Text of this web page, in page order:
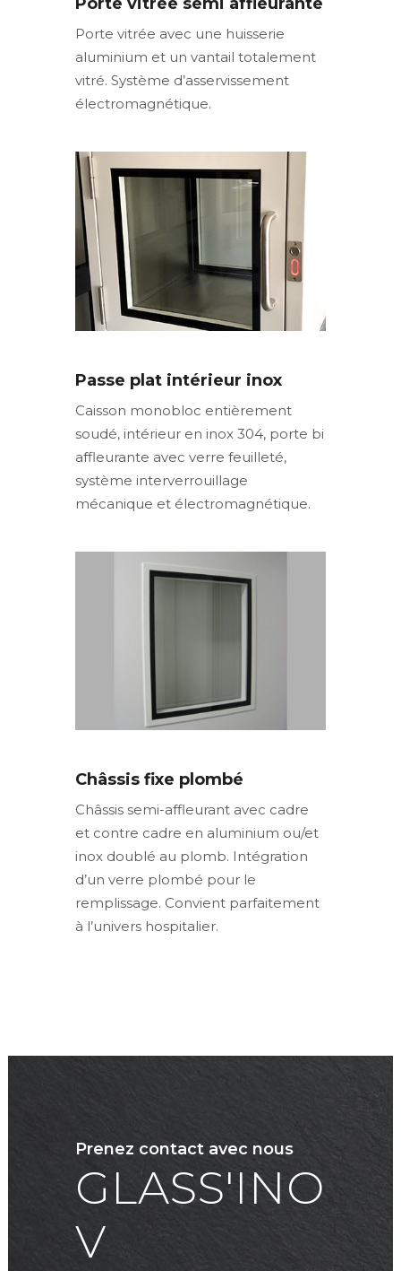
Porte vitrée avec une huisserie
aluminium et un vantail totalement
vitré. Système d’asservissement
électromagnétique.
Passe plat intérieur inox
Caisson monobloc entièrement
soudé, intérieur en inox 304, porte bi
affleurante avec verre feuilleté,
système interverrouillage
mécanique et électromagnétique.
Châssis fixe plombé
Châssis semi-affleurant avec cadre
et contre cadre en aluminium ou/et
inox doublé au plomb. Intégration
d’un verre plombé pour le
remplissage. Convient parfaitement
à l’univers hospitalier.
Prenez contact avec nous
GLASS'INO
V